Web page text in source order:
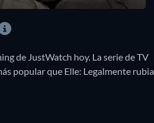
de JustWatch hoy. La serie de TV
popular que Elle: Legalmente rubia